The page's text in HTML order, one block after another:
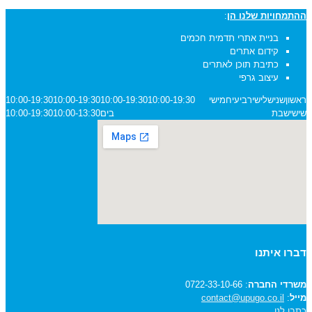
ההתמחויות שלנו הן:
בניית אתרי תדמית חכמים
קידום אתרים
כתיבת תוכן לאתרים
עיצוב גרפי
ראשון 10:00-19:30 שני 10:00-19:30 שלישי 10:00-19:30 רביעי 10:00-19:30
חמישי
10:00-19:30
שישי 10:00-13:30 שבת בים
דברו איתנו
משרדי החברה: 0722-33-10-66
מייל:
contact@upugo.co.il